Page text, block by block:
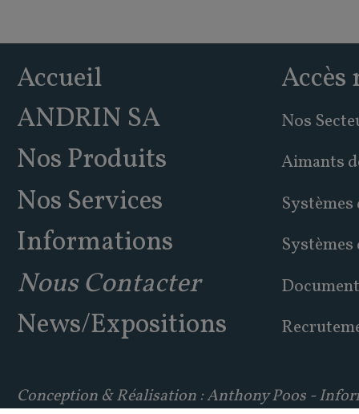
Accueil
Accès
ANDRIN SA
Nos
Nos Produits Aimants
Nos Services
Informations
Nous Contacter
News/Expositions
Conception & Réalisation : Anthony Poos -